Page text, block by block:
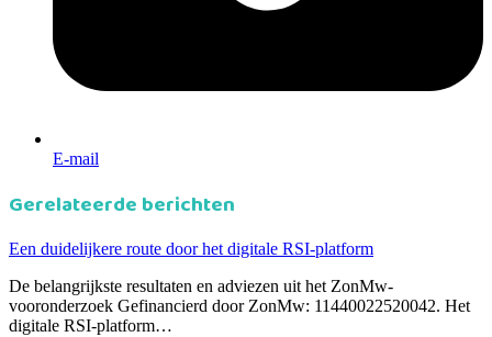
E-mail
Gerelateerde berichten
Een duidelijkere route door het digitale RSI-platform
De belangrijkste resultaten en adviezen uit het ZonMw-
vooronderzoek Gefinancierd door ZonMw: 11440022520042. Het
digitale RSI-platform…